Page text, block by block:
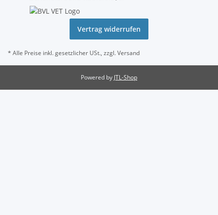
Vertrag widerrufen
* Alle Preise inkl. gesetzlicher USt., zzgl.Versand
Powered by JTL-Shop